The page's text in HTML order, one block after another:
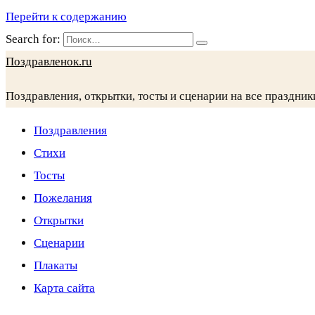
Перейти к содержанию
Search for:
Поздравленок.ru
Поздравления, открытки, тосты и сценарии на все
Поздравления
Стихи
Тосты
Пожелания
Открытки
Сценарии
Плакаты
Карта сайта